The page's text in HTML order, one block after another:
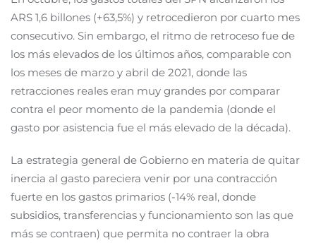
ARS 1,6 billones (+63,5%) y retrocedieron por cuarto mes
consecutivo. Sin embargo, el ritmo de retroceso fue de
los más elevados de los últimos años, comparable con
los meses de marzo y abril de 2021, donde las
retracciones reales eran muy grandes por comparar
contra el peor momento de la pandemia (donde el
gasto por asistencia fue el más elevado de la década).
La estrategia general de Gobierno en materia de quitar
inercia al gasto pareciera venir por una contracción
fuerte en los gastos primarios (-14% real, donde
subsidios, transferencias y funcionamiento son las que
más se contraen) que permita no contraer la obra